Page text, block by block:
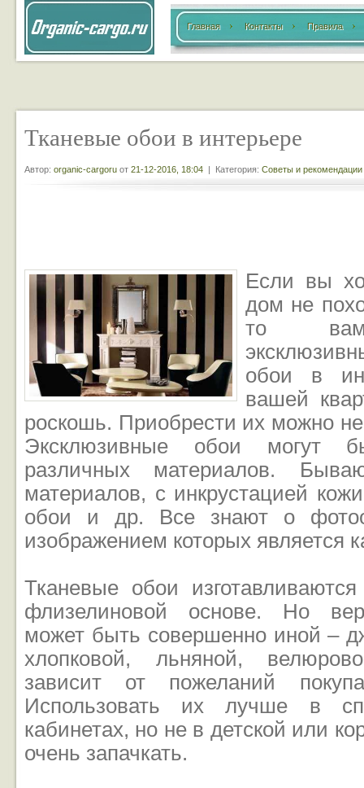
Главная Контакты Правила
Тканевые обои в интерьере
Автор: organic-cargoru от 21-12-2016, 18:04 | Категория: Советы и рекомендации
Если вы
дом не
то вам
обои в
вашей
роскошь. Приобрести их можно
Эксклюзивные обои могут
различных материалов.
материалов, с инкрустацией
обои и др. Все знают о
изображением которых является
Тканевые обои
флизелиновой основе. Но
может быть совершенно иной –
хлопковой, льняной,
зависит от пожеланий
Использовать их лучше в
кабинетах, но не в детской или
очень запачкать.